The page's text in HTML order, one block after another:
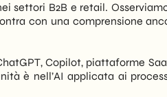
settori B2B e retail.
con una comprensione
Copilot, piattaforme
è nell’AI applicata ai